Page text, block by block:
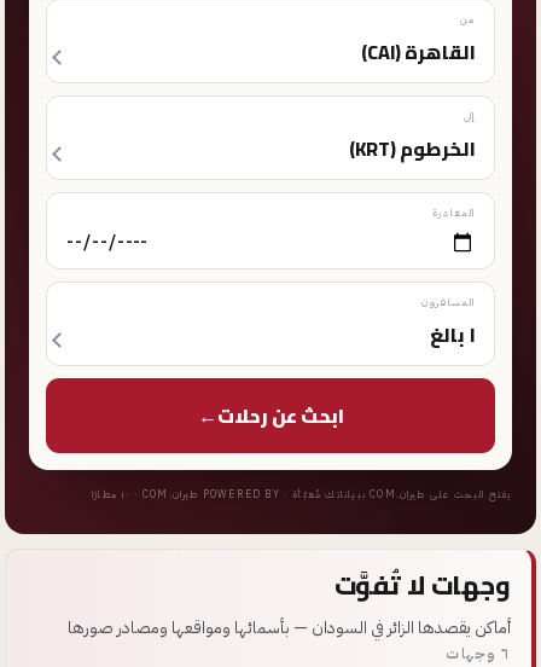
من
إلى
المغادرة
المسافرون
ابحث عن رحلات←
يفتح البحث على طيران.COM ببياناتك مُعبّأة · POWERED BY طيران.COM · ١٠ مطارًا
وجهات لا تُفوَّت
أماكن يقصدها الزائر في السودان — بأسمائها ومواقعها ومصادر صورها
٦ وجهات